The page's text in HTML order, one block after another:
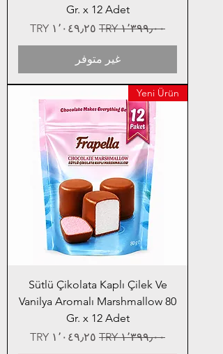
Gr. x 12 Adet
سعر عادي
سعر البيع
غير متوفر
Yeni Ürün
Sütlü Çikolata Kaplı Çilek Ve
Vanilya Aromalı Marshmallow 80
Gr. x 12 Adet
سعر عادي
سعر البيع